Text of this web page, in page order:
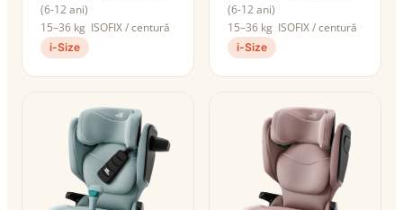
(6-12 ani)
15–36 kg ISOFIX / centură
i-Size
(6-12 ani)
15–36 kg ISOFIX / centură
i-Size